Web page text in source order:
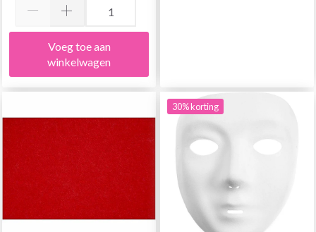
Voeg toe aan
winkelwagen
30% korting